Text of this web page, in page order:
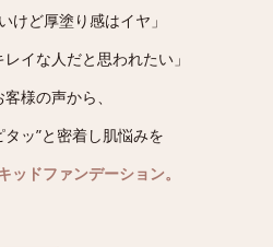
けど厚塗り感はイヤ」
レイな人だと思われたい」
様の声から、
ッ”と密着し肌悩みを
ッドファンデーション。